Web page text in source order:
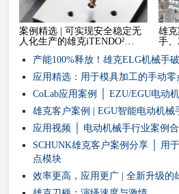
案例精选 | 可实现安全稳定无
人化生产的雄克iTENDO²
雄
手、
产能100%释放！雄克ELG机械手
应用精选：用于模具加工的手动
CoLab应用案例 │ EZU/EGU电动
雄克客户案例 | EGU智能电动机械
应用视频 │ 电动机械手行业案例
SCHUNK雄克客户案例分享 │ 用
点模块
效率更高，应用更广 | 全新升级的